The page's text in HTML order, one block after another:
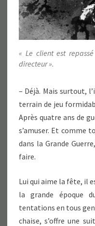
« Le client est
directeur ».
– Déjà. Mais surtout,
terrain de jeu
Après quatre ans de
s’amuser. Et comme
dans la Grande
faire.
Lui qui aime la fête, il
la grande époque
tentations en tous
chaise, s’offre une